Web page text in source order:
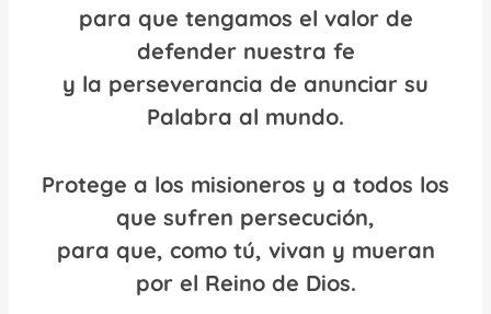
para que tengamos el valor de
defender nuestra fe
y la perseverancia de anunciar su
Palabra al mundo.
Protege a los misioneros y a todos los
que sufren persecución,
para que, como tú, vivan y mueran
por el Reino de Dios.